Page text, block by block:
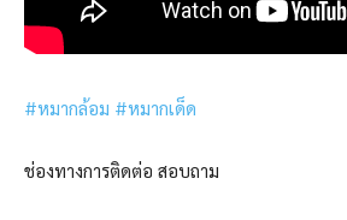
#หมากล้อม #หมากเด็ด
ช่องทางการติดต่อ สอบถาม